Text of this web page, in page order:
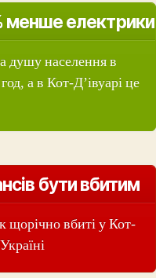
менше електрики
душу населення в
а в Кот-Д’івуарі це
бути вбитим
щорічно вбиті у Кот-